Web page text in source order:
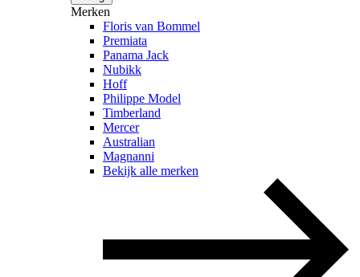
Merken
Floris van Bommel
Premiata
Panama Jack
Nubikk
Hoff
Philippe Model
Timberland
Mercer
Australian
Magnanni
Bekijk alle merken